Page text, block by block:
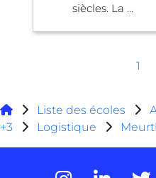
siècles. La ...
1
Liste des écoles
+3
Logistique